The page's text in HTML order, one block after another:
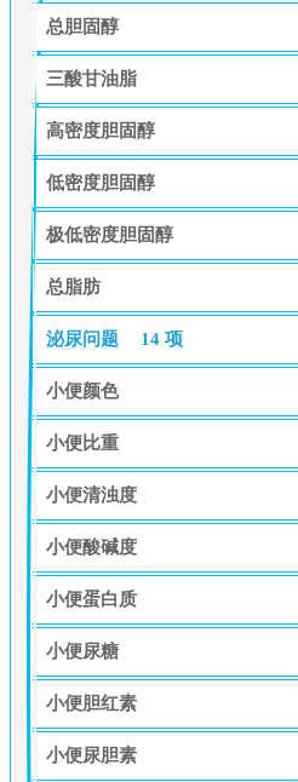
总胆固醇
三酸甘油脂
高密度胆固醇
低密度胆固醇
极低密度胆固醇
总脂肪
泌尿问题 14 项
小便颜色
小便比重
小便清浊度
小便酸碱度
小便蛋白质
小便尿糖
小便胆红素
小便尿胆素